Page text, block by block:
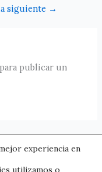
siguiente →
para publicar un
experiencia en
utilizamos o